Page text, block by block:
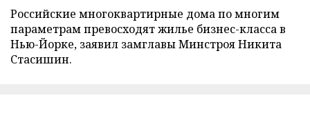
Российские многоквартирные дома по многим
параметрам превосходят жилье бизнес-класса в
Нью-Йорке, заявил замглавы Минстроя Никита
Стасишин.